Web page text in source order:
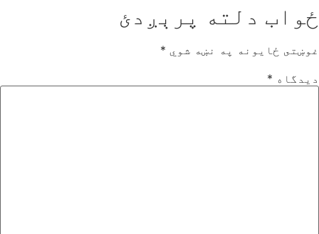
ځواب دلته پرېږدئ
غوښتى ځایونه په نښه شوي *
دیدگاه *